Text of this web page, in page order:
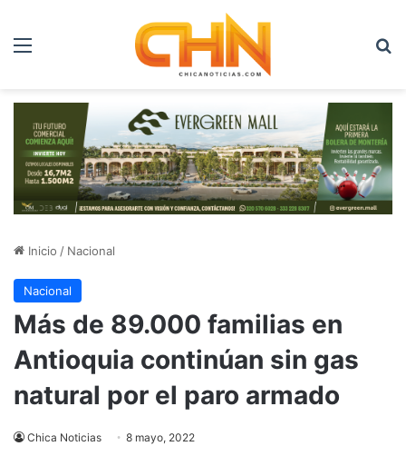
Menú
Inicio / Nacional
Nacional
Más de 89.000 familias en
Antioquia continúan sin gas
natural por el paro armado
Chica Noticias 8 mayo, 2022